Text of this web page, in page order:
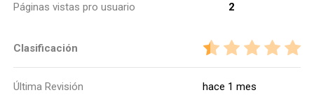
Páginas vistas pro usuario
2
Clasificación
Última Revisión hace 1 mes